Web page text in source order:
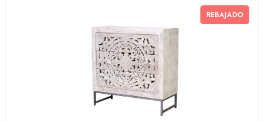
REBAJADO